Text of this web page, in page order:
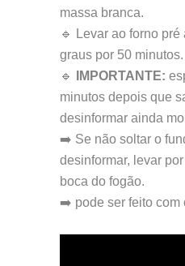
massa branca.
🔹 Levar ao forno
graus por 50 minutos.
🔹
IMPORTANTE:
minutos depois que
desinformar ainda
➡️ Se não soltar o
desinformar, levar
boca do fogão.
➡️ pode ser feito com